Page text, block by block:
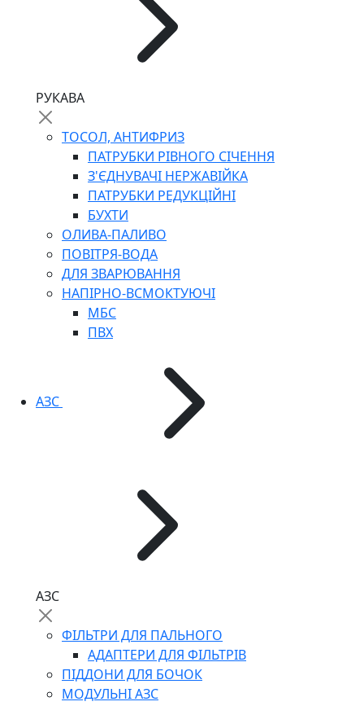
РУКАВА
ТОСОЛ, АНТИФРИЗ
ПАТРУБКИ РІВНОГО СІЧЕННЯ
З'ЄДНУВАЧІ НЕРЖАВІЙКА
ПАТРУБКИ РЕДУКЦІЙНІ
БУХТИ
ОЛИВА-ПАЛИВО
ПОВІТРЯ-ВОДА
ДЛЯ ЗВАРЮВАННЯ
НАПІРНО-ВСМОКТУЮЧІ
МБС
ПВХ
АЗС
АЗС
ФІЛЬТРИ ДЛЯ ПАЛЬНОГО
АДАПТЕРИ ДЛЯ ФІЛЬТРІВ
ПІДДОНИ ДЛЯ БОЧОК
МОДУЛЬНІ АЗС